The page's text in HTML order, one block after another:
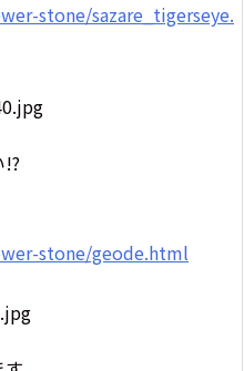
stone/sazare_tigerseye.
!?
stone/geode.html